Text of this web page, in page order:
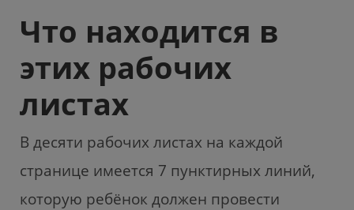
Что находится в
этих рабочих
листах
В десяти рабочих листах на каждой
странице имеется 7 пунктирных линий,
которую ребёнок должен провести